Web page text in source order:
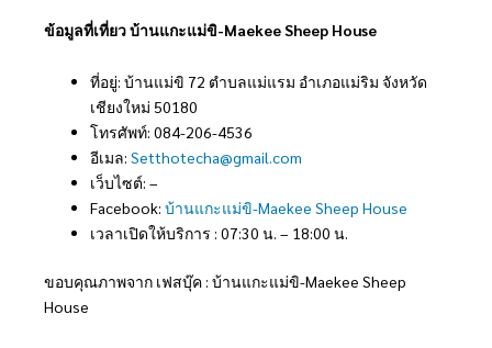
ข้อมูลที่เที่ยว บ้านแกะแม่ขิ-Maekee Sheep House
ที่อยู่: บ้านแม่ขิ 72 ตำบลแม่แรม อำเภอแม่ริม จังหวัด
เชียงใหม่ 50180
โทรศัพท์: 084-206-4536
อีเมล: Setthotecha@gmail.com
เว็บไซต์: –
Facebook: บ้านแกะแม่ขิ-Maekee Sheep House
เวลาเปิดให้บริการ : 07:30 น. – 18:00 น.
ขอบคุณภาพจาก เฟสบุ๊ค : บ้านแกะแม่ขิ-Maekee Sheep
House